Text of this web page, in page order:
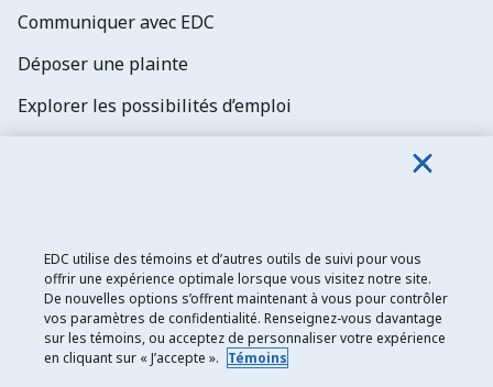
Communiquer avec EDC
Déposer une plainte
Explorer les possibilités d’emploi
Exportation et développement Canada
Énoncé de confidentialité
EDC utilise des témoins et d’autres outils de suivi pour vous
offrir une expérience optimale lorsque vous visitez notre site.
De nouvelles options s’offrent maintenant à vous pour contrôler
vos paramètres de confidentialité. Renseignez-vous davantage
sur les témoins, ou acceptez de personnaliser votre expérience
en cliquant sur « J’accepte ». Témoins